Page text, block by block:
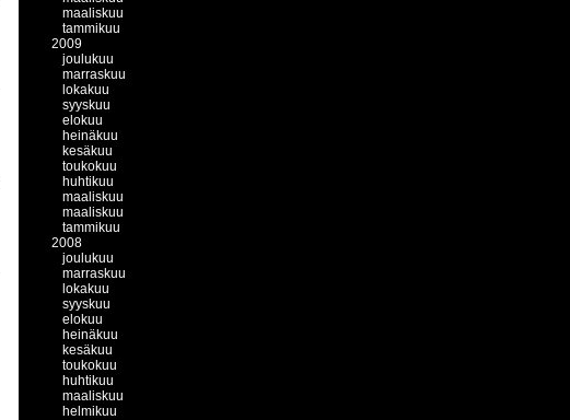
maaliskuu
tammikuu
2009
joulukuu
marraskuu
lokakuu
syyskuu
elokuu
heinäkuu
kesäkuu
toukokuu
huhtikuu
maaliskuu
maaliskuu
tammikuu
2008
joulukuu
marraskuu
lokakuu
syyskuu
elokuu
heinäkuu
kesäkuu
toukokuu
huhtikuu
maaliskuu
helmikuu